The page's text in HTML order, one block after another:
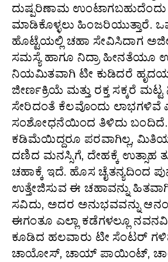
ದುಷ್ಪರಿಣಾಮ
ಮಾಡಿಕೊಳ್ಳಲು ಹಿಂಜರಿಯುತ್ತಾರೆ.
ಹೊಟ್ಟೆಯಲ್ಲಿ ಚಹಾ ಸೇವಿಸಿದಾಗ
ಸಮಸ್ಯೆ ಹಾಗೂ ನಿದ್ರಾ ಹೀನತೆಯೂ
ನಿಯಮಿತವಾಗಿ ಟೀ ಕುಡಿದರೆ
ಜೀರ್ಣಕ್ರಿಯೆ ಮತ್ತು ರಕ್ತ ಸಕ್ಕರೆ
ಸೇರಿದಂತೆ ಕೆಲವೊಂದು ಲಾಭಗಳಿವೆ
ಸಂಶೋಧನೆಯಿಂದ ತಿಳಿದು ಬಂದಿದೆ.
ಕಡಿಮೆಯಿದ್ದರೂ ಪರವಾಗಿಲ್ಲ,
ದಣಿದ ಮನಸ್ಸಿಗೆ, ದೇಹಕ್ಕೆ ಉತ್ಸಾಹ
ಚಹಾಕ್ಕೆ ಇದೆ. ಹೊಸ ಚೈತನ್ಯದಿಂದ
ಉತ್ತೇಜಿಸುವ ಈ ಚಹಾವನ್ನು
ಸವಿದು, ಅದರ ಅನುಭವವನ್ನು
ಈಗಂತೂ ಎಲ್ಲಾ ಕಡೆಗಳಲ್ಲೂ
ಕೂಡಿದ ಹಲವಾರು ಟೀ ಸೆಂಟರ್
ಚಾಯೋಸ್, ಚಾಯ್ ಪಾಯಿಂಟ್,